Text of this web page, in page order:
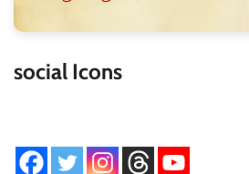
social Icons